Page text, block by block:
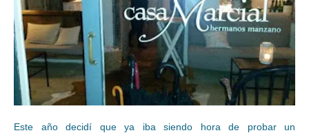
Este año decidí que ya iba siendo hora de probar un